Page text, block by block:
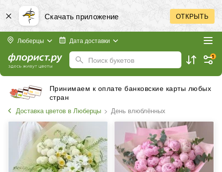
Скачать приложение ОТКРЫТЬ
Люберцы Дата доставки
Поиск букетов 1
Принимаем к оплате банковские карты любых
стран
Доставка цветов в Люберцы День влюблённых